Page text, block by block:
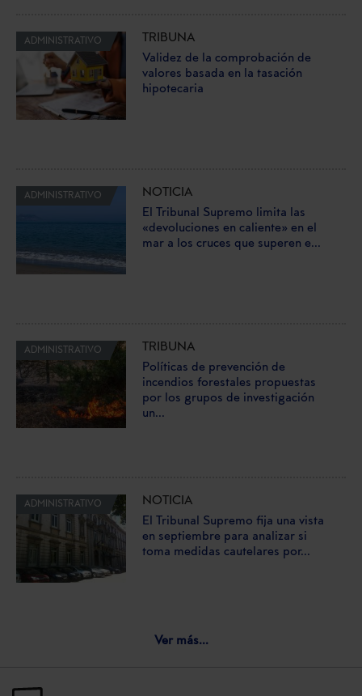
ADMINISTRATIVO
TRIBUNA
Validez de la comprobación de
valores basada en la tasación
hipotecaria
ADMINISTRATIVO
NOTICIA
El Tribunal Supremo limita las
«devoluciones en caliente» en el
mar a los cruces que superen e...
ADMINISTRATIVO
TRIBUNA
Políticas de prevención de
incendios forestales propuestas
por los grupos de investigación
un...
ADMINISTRATIVO
NOTICIA
El Tribunal Supremo fija una vista
en septiembre para analizar si
toma medidas cautelares por...
Ver más...